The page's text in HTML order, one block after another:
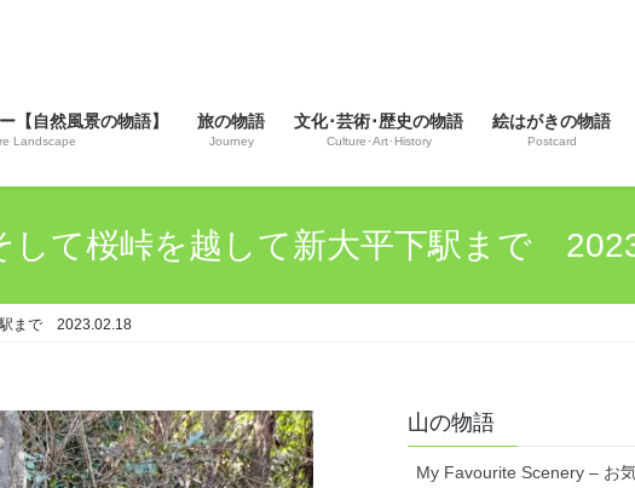
【自然風景の物語】
Landscape
旅の物語
Journey
文化･芸術･歴史の物語
Culture･Art･History
絵はがきの物語
Postcard
て桜峠を越して新大平下駅まで
駅まで 2023.02.18
山の物語
My Favourite Scenery – お